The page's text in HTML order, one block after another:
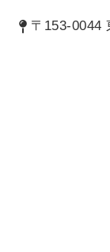
〒153-0044